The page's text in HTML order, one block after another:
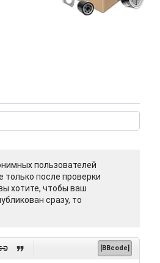
пользователей
только после проверки
хотите, чтобы ваш
сразу, то
 [BBcode]